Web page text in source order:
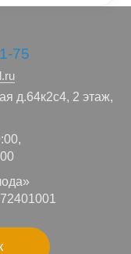
75
д.64к2с4, 2 этаж,